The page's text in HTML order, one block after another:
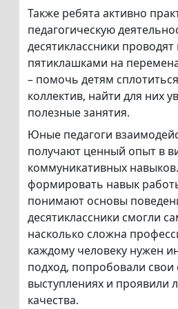
Также ребята активно
педагогическую
десятиклассники проводят
пятиклашками на
– помочь детям
коллектив, найти для них
полезные занятия.
Юные педагоги
получают ценный опыт в
коммуникативных
формировать навык
понимают основы
десятиклассники смогли
насколько сложна
каждому человеку нужен
подход, попробовали
выступлениях и проявили
качества.